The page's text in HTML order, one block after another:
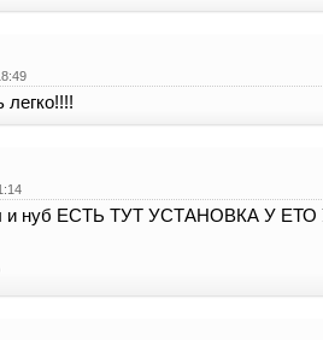
и нуб ЕСТЬ ТУТ УСТАНОВКА У